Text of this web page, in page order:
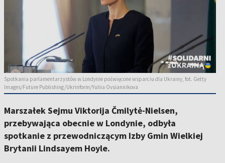
Spotkania parlamentarzystów w Londynie poświęcone wsparciu dla Ukrainy, fot. Getty
Images/Future Publishing/Ukrinform/Yuliia Ovsiannikova
Marszałek Sejmu Viktorija Čmilytė-Nielsen,
przebywająca obecnie w Londynie, odbyła
spotkanie z przewodniczącym Izby Gmin Wielkiej
Brytanii Lindsayem Hoyle.